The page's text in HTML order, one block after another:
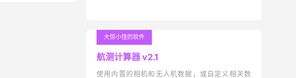
大惊小怪的软件
航测计算器 v2.1
使用内置的相机和无人机数据，或自定义相关数